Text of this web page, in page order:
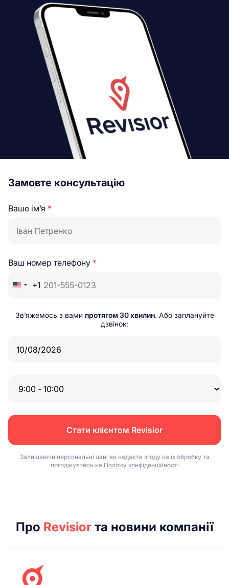
Замовте консультацію
Ваше ім’я *
Ваш номер телефону *
+1
Зв’яжемось з вами протягом 30 хвилин. Або заплануйте
дзвінок:
Стати клієнтом Revisior
Залишаючи персональні дані ви надаєте згоду на їх обробку та
погоджуєтесь на Політку конфіденційності
Про Revisior та новини компанії